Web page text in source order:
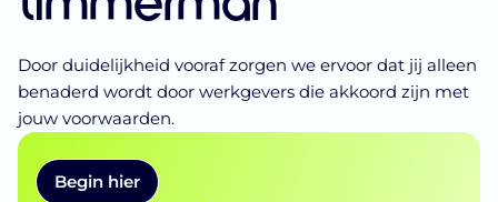
Door duidelijkheid vooraf zorgen we ervoor dat jij alleen
benaderd wordt door werkgevers die akkoord zijn met
jouw voorwaarden.
Begin hier